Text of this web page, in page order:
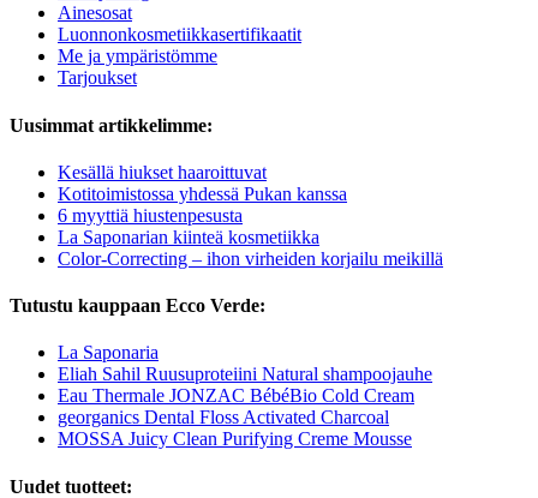
Ainesosat
Luonnonkosmetiikkasertifikaatit
Me ja ympäristömme
Tarjoukset
Uusimmat artikkelimme:
Kesällä hiukset haaroittuvat
Kotitoimistossa yhdessä Pukan kanssa
6 myyttiä hiustenpesusta
La Saponarian kiinteä kosmetiikka
Color-Correcting – ihon virheiden korjailu meikillä
Tutustu kauppaan Ecco Verde:
La Saponaria
Eliah Sahil Ruusuproteiini Natural shampoojauhe
Eau Thermale JONZAC BébéBio Cold Cream
georganics Dental Floss Activated Charcoal
MOSSA Juicy Clean Purifying Creme Mousse
Uudet tuotteet: